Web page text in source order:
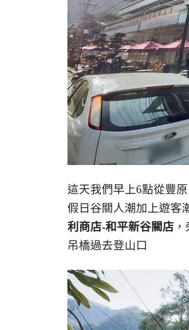
這天我們早上6點從豐
假日谷關人潮加上遊客
利商店-和平新谷關店
吊橋過去登山口